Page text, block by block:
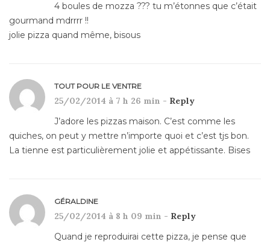
4 boules de mozza ??? tu m’étonnes que c’était
gourmand mdrrrr !!
jolie pizza quand même, bisous
TOUT POUR LE VENTRE
25/02/2014 à 7 h 26 min - Reply
J’adore les pizzas maison. C’est comme les
quiches, on peut y mettre n’importe quoi et c’est tjs bon.
La tienne est particulièrement jolie et appétissante. Bises
GÉRALDINE
25/02/2014 à 8 h 09 min - Reply
Quand je reproduirai cette pizza, je pense que